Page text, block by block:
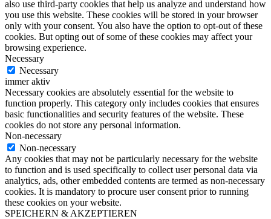
also use third-party cookies that help us analyze and understand how
you use this website. These cookies will be stored in your browser
only with your consent. You also have the option to opt-out of these
cookies. But opting out of some of these cookies may affect your
browsing experience.
Necessary
Necessary
immer aktiv
Necessary cookies are absolutely essential for the website to
function properly. This category only includes cookies that ensures
basic functionalities and security features of the website. These
cookies do not store any personal information.
Non-necessary
Non-necessary
Any cookies that may not be particularly necessary for the website
to function and is used specifically to collect user personal data via
analytics, ads, other embedded contents are termed as non-necessary
cookies. It is mandatory to procure user consent prior to running
these cookies on your website.
SPEICHERN & AKZEPTIEREN